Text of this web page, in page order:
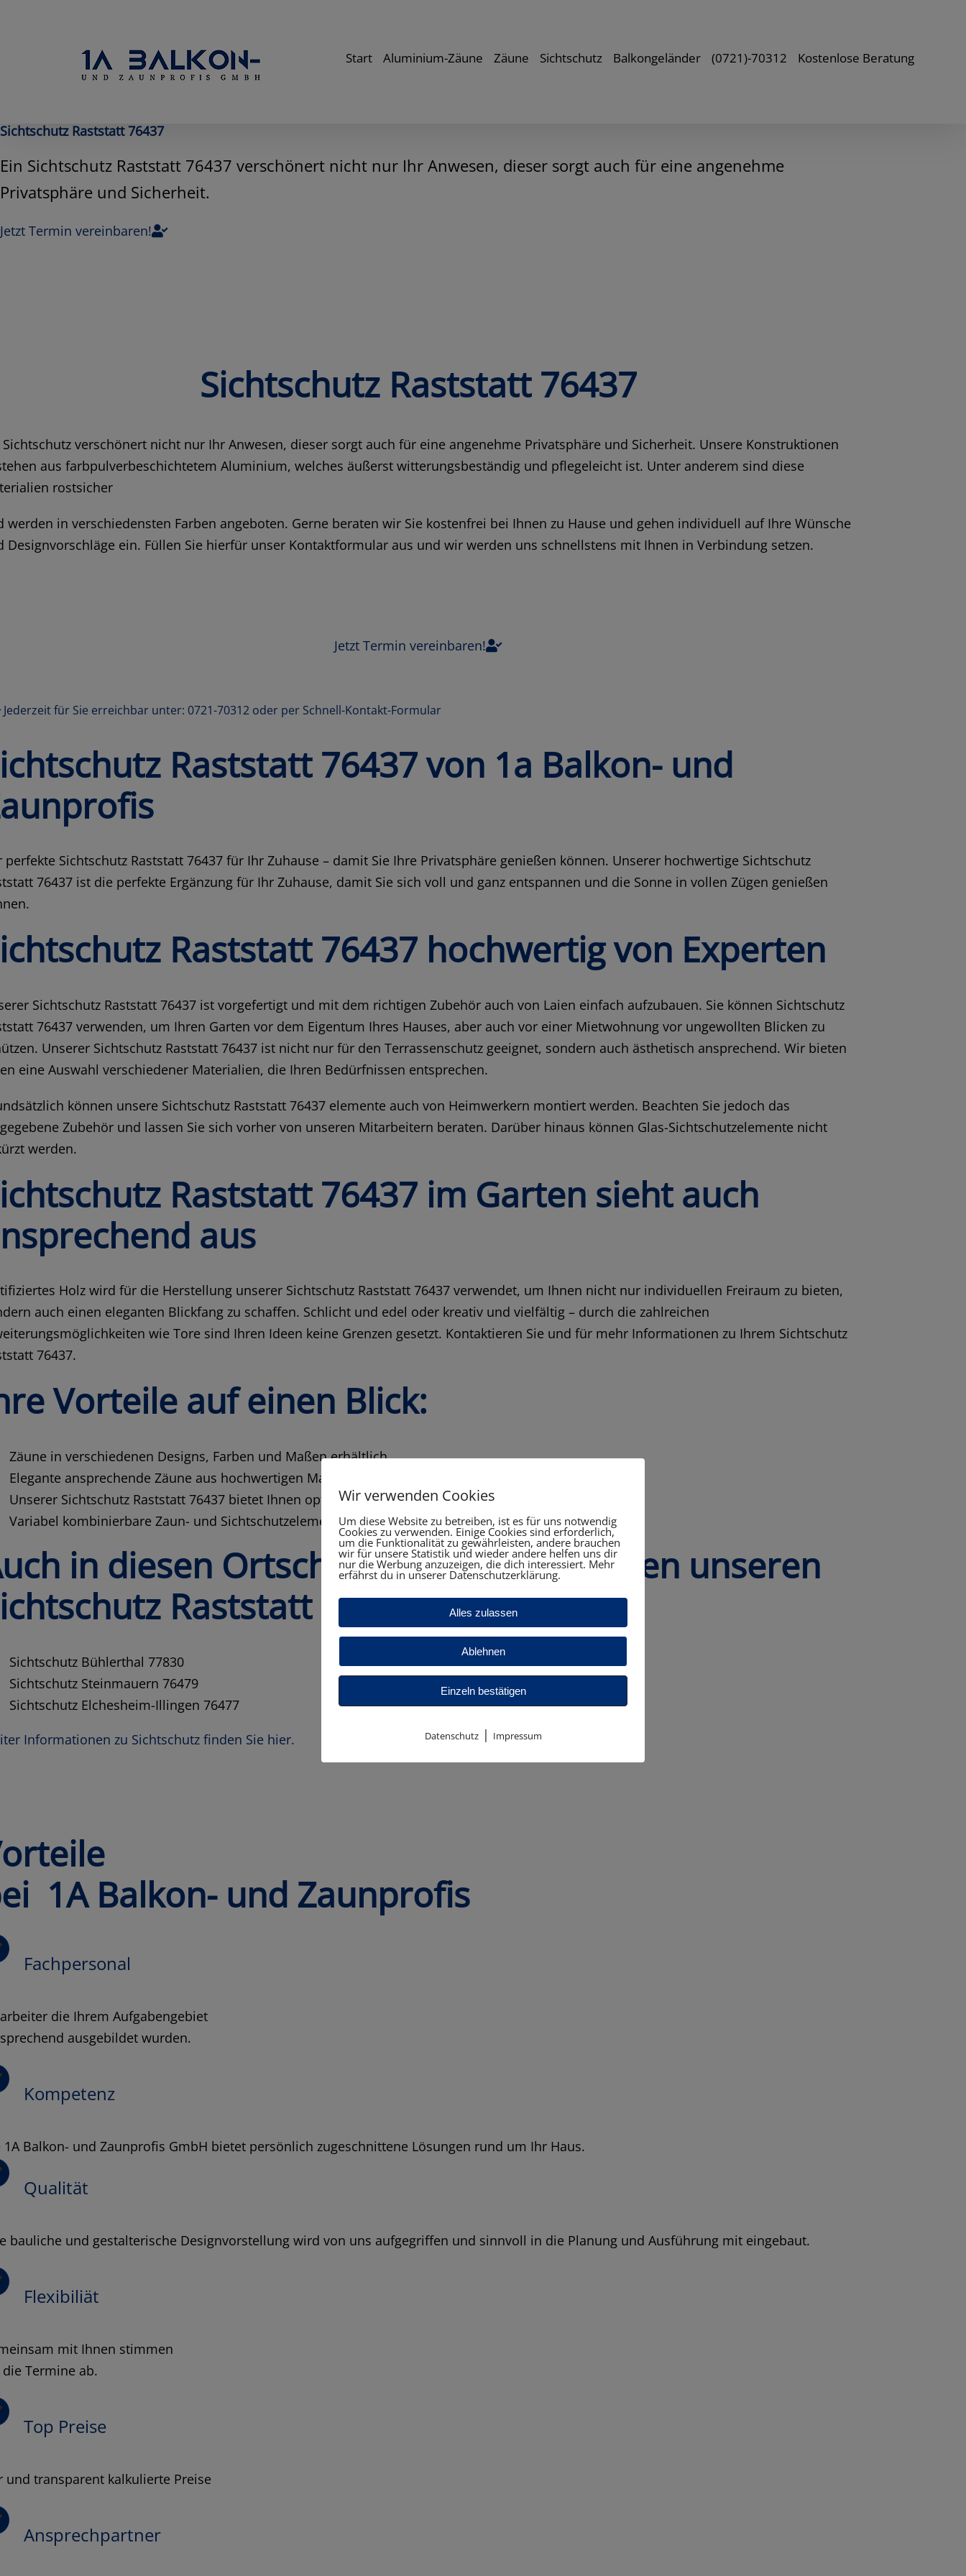
Start Aluminium-Zäune Zäune Sichtschutz Balkongeländer (0721)-70312 Kostenlose Beratung
Sichtschutz Raststatt 76437
Ein Sichtschutz Raststatt 76437 verschönert nicht nur Ihr Anwesen, dieser sorgt auch für eine angenehme
Privatsphäre und Sicherheit.
Jetzt Termin vereinbaren!
Sichtschutz Raststatt 76437
Sichtschutz verschönert nicht nur Ihr Anwesen, dieser sorgt auch für eine angenehme Privatsphäre und Sicherheit. Unsere Konstruktionen
aus farbpulverbeschichtetem Aluminium, welches äußerst witterungsbeständig und pflegeleicht ist. Unter anderem sind diese
rostsicher
werden in verschiedensten Farben angeboten. Gerne beraten wir Sie kostenfrei bei Ihnen zu Hause und gehen individuell auf Ihre Wünsche
Designvorschläge ein. Füllen Sie hierfür unser Kontaktformular aus und wir werden uns schnellstens mit Ihnen in Verbindung setzen.
Jetzt Termin vereinbaren!
Jederzeit für Sie erreichbar unter: 0721-70312 oder per Schnell-Kontakt-Formular
Raststatt 76437 von 1a Balkon- und
perfekte Sichtschutz Raststatt 76437 für Ihr Zuhause – damit Sie Ihre Privatsphäre genießen können. Unserer hochwertige Sichtschutz
76437 ist die perfekte Ergänzung für Ihr Zuhause, damit Sie sich voll und ganz entspannen und die Sonne in vollen Zügen genießen
Raststatt 76437 hochwertig von Experten
Sichtschutz Raststatt 76437 ist vorgefertigt und mit dem richtigen Zubehör auch von Laien einfach aufzubauen. Sie können Sichtschutz
76437 verwenden, um Ihren Garten vor dem Eigentum Ihres Hauses, aber auch vor einer Mietwohnung vor ungewollten Blicken zu
Unserer Sichtschutz Raststatt 76437 ist nicht nur für den Terrassenschutz geeignet, sondern auch ästhetisch ansprechend. Wir bieten
eine Auswahl verschiedener Materialien, die Ihren Bedürfnissen entsprechen.
können unsere Sichtschutz Raststatt 76437 elemente auch von Heimwerkern montiert werden. Beachten Sie jedoch das
Zubehör und lassen Sie sich vorher von unseren Mitarbeitern beraten. Darüber hinaus können Glas-Sichtschutzelemente nicht
werden.
Raststatt 76437 im Garten sieht auch
aus
Holz wird für die Herstellung unserer Sichtschutz Raststatt 76437 verwendet, um Ihnen nicht nur individuellen Freiraum zu bieten,
auch einen eleganten Blickfang zu schaffen. Schlicht und edel oder kreativ und vielfältig – durch die zahlreichen
wie Tore sind Ihren Ideen keine Grenzen gesetzt. Kontaktieren Sie und für mehr Informationen zu Ihrem Sichtschutz
76437.
Vorteile auf einen Blick:
Zäune in verschiedenen Designs, Farben und Maßen erhältlich
Elegante ansprechende Zäune aus hochwertigen Materialien
Unserer Sichtschutz Raststatt 76437 bietet Ihnen optimalen Sicht- und Windschutz
Variabel kombinierbare Zaun- und Sichtschutzelemente
in diesen Ortschaften bieten wir Ihnen unseren
Raststatt 76437 an:
Sichtschutz Bühlerthal 77830
Sichtschutz Steinmauern 76479
Sichtschutz Elchesheim-Illingen 76477
Informationen zu Sichtschutz finden Sie hier.
1A Balkon- und Zaunprofis
Fachpersonal
die Ihrem Aufgabengebiet
ausgebildet wurden.
Kompetenz
1A Balkon- und Zaunprofis GmbH bietet persönlich zugeschnittene Lösungen rund um Ihr Haus.
Qualität
bauliche und gestalterische Designvorstellung wird von uns aufgegriffen und sinnvoll in die Planung und Ausführung mit eingebaut.
Flexibiliät
mit Ihnen stimmen
Termine ab.
Top Preise
und transparent kalkulierte Preise
Ansprechpartner
Wir verwenden Cookies
Um diese Website zu betreiben, ist es für uns notwendig
Cookies zu verwenden. Einige Cookies sind erforderlich,
um die Funktionalität zu gewährleisten, andere brauchen
wir für unsere Statistik und wieder andere helfen uns dir
nur die Werbung anzuzeigen, die dich interessiert. Mehr
erfährst du in unserer Datenschutzerklärung.
Alles zulassen
Ablehnen
Einzeln bestätigen
Datenschutz| Impressum